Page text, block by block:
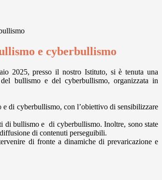
e cyberbullismo
2025, presso il nostro Istituto, si è tenuta una
bullismo e del cyberbullismo, organizzata in
di cyberbullismo, con l’obiettivo di sensibilizzare
di bullismo e di cyberbullismo. Inoltre, sono state
di contenuti perseguibili.
di fronte a dinamiche di prevaricazione e